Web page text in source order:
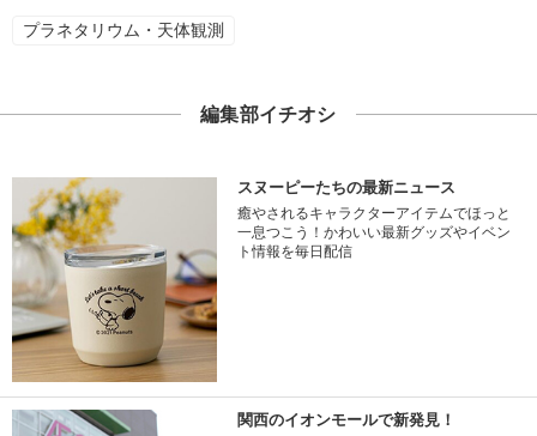
プラネタリウム・天体観測
編集部イチオシ
スヌーピーたちの最新ニュース
癒やされるキャラクターアイテムでほっと
一息つこう！かわいい最新グッズやイベン
ト情報を毎日配信
関西のイオンモールで新発見！